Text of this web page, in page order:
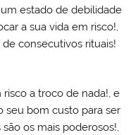
estado de debilidade
a sua vida em risco!,
consecutivos rituais!
a troco de nada!, e
seu bom custo para ser
os mais poderosos!,